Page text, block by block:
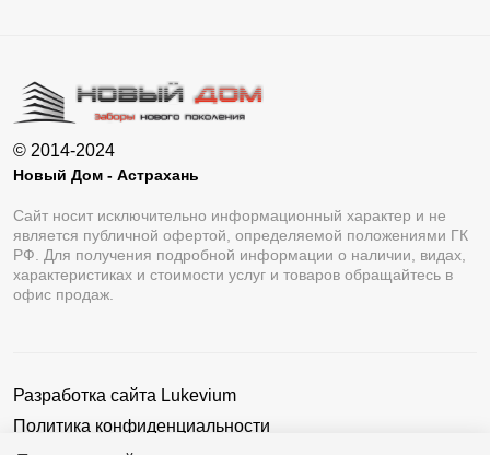
© 2014-2024
Новый Дом - Астрахань
Сайт носит исключительно информационный характер и не
является публичной офертой, определяемой положениями ГК
РФ. Для получения подробной информации о наличии, видах,
характеристиках и стоимости услуг и товаров обращайтесь в
офис продаж.
Разработка сайта Lukevium
Политика конфиденциальности